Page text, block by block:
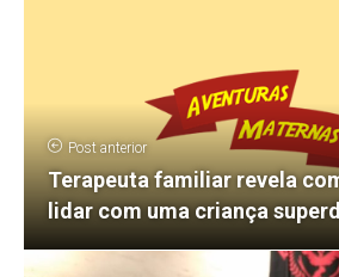
Post anterior
Terapeuta familiar revela
lidar com uma criança